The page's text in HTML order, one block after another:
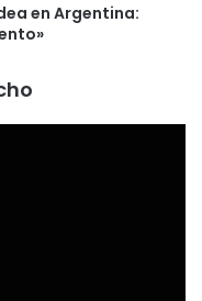
en Argentina: